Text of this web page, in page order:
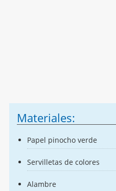
Materiales:
Papel pinocho verde
Servilletas de colores
Alambre